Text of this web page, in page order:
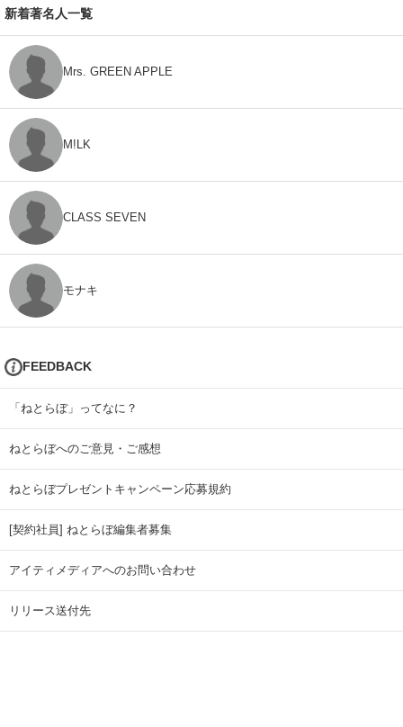
新着著名人一覧
Mrs. GREEN APPLE
M!LK
CLASS SEVEN
モナキ
FEEDBACK
「ねとらぼ」ってなに？
ねとらぼへのご意見・ご感想
ねとらぼプレゼントキャンペーン応募規約
[契約社員] ねとらぼ編集者募集
アイティメディアへのお問い合わせ
リリース送付先